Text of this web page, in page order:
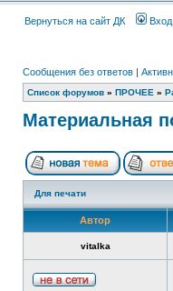
Вернуться на сайт ДК Вход
Сообщения без ответов |
Список форумов » ПРОЧЕЕ »
Материальная
Для печати
Автор
vitalka